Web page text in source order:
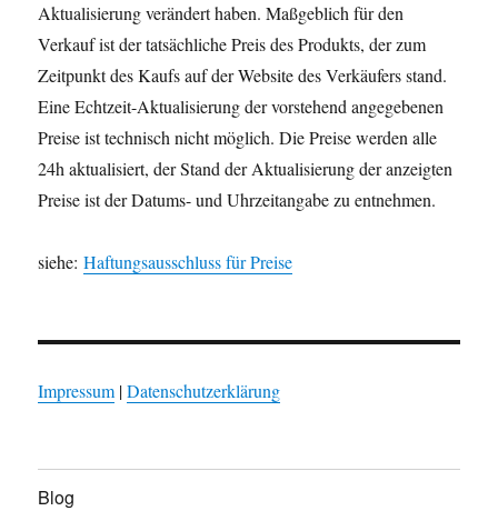
Aktualisierung verändert haben. Maßgeblich für den
Verkauf ist der tatsächliche Preis des Produkts, der zum
Zeitpunkt des Kaufs auf der Website des Verkäufers stand.
Eine Echtzeit-Aktualisierung der vorstehend angegebenen
Preise ist technisch nicht möglich. Die Preise werden alle
24h aktualisiert, der Stand der Aktualisierung der anzeigten
Preise ist der Datums- und Uhrzeitangabe zu entnehmen.
siehe:Haftungsausschluss für Preise
Impressum|Datenschutzerklärung
Blog